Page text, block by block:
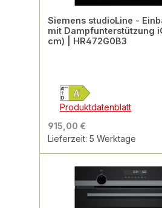
Siemens studioLine -
mit Dampfunterstützung
cm) | HR472G0B3
Produktdatenblatt
915,00 €
Lieferzeit: 5 Werktage